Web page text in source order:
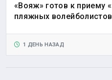
«Вояж» готов к приему
пляжных волейболистов
1 ДЕНЬ НАЗАД